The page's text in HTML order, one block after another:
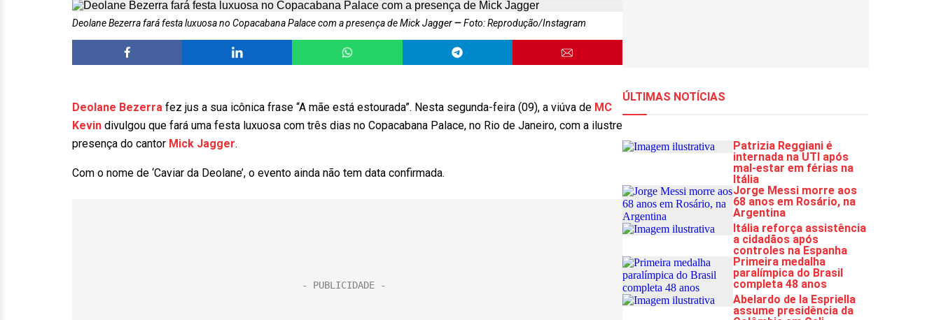
Deolane Bezerra fará festa luxuosa no Copacabana Palace com a presença de Mick Jagger Foto: Reprodução/Instagram
Deolane Bezerra fez jus a sua icônica frase “A mãe está estourada”. Nesta segunda-feira (09), a viúva de MC
Kevin divulgou que fará uma festa luxuosa com três dias no Copacabana Palace, no Rio de Janeiro, com a ilustre
presença do cantor Mick Jagger.
Com o nome de ‘Caviar da Deolane’, o evento ainda não tem data confirmada.